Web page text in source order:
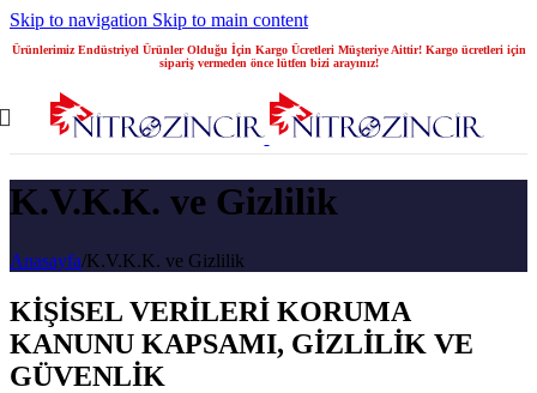
Skip to navigation Skip to main content
Ürünlerimiz Endüstriyel Ürünler Olduğu İçin Kargo Ücretleri Müşteriye Aittir! Kargo ücretleri için
sipariş vermeden önce lütfen bizi arayınız!
K.V.K.K. ve Gizlilik
Anasayfa/K.V.K.K. ve Gizlilik
KİŞİSEL VERİLERİ KORUMA
KANUNU KAPSAMI, GİZLİLİK VE
GÜVENLİK